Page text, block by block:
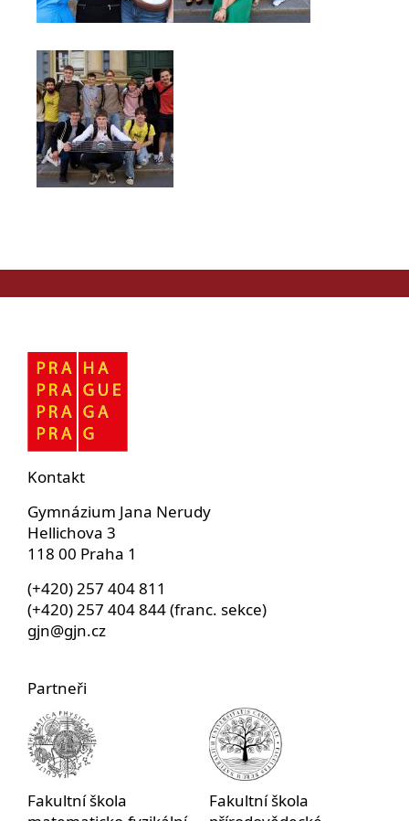
Kontakt
Gymnázium Jana Nerudy
Hellichova 3
118 00 Praha 1
(+420) 257 404 811
(+420) 257 404 844 (franc. sekce)
gjn@gjn.cz
Partneři
Fakultní škola
Fakultní škola